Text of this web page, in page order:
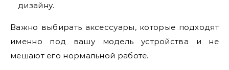
дизайну.
Важно выбирать аксессуары, которые подходят
именно под вашу модель устройства и не
мешают его нормальной работе.